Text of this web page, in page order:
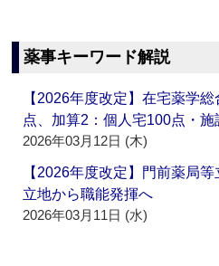
薬事キーワード解説
【2026年度改定】在宅薬学
点、加算2：個人宅100点・
2026年03月12日 (木)
【2026年度改定】門前薬局
立地から職能発揮へ
2026年03月11日 (水)